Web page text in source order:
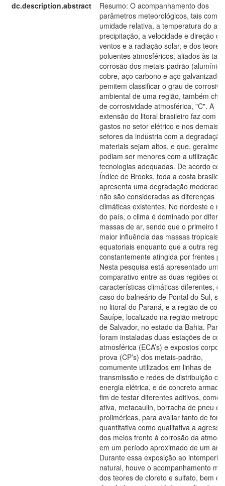
dc.description.abstract
Resumo: O acompanhamento dos
parâmetros meteorológicos, tais como
umidade relativa, a temperatura do ar,
precipitação, a velocidade e direção
ventos e a radiação solar, e dos teores
poluentes atmosféricos, aliados às
corrosão dos metais-padrão (alumínio,
cobre, aço carbono e aço galvanizado)
pemitem classificar o grau de
ambiental de uma região, também
de corrosividade atmosférica, "C". A
extensão do litoral brasileiro faz com
gastos no setor elétrico e nos demais
setores da indústria com a
materiais sejam altos, e que,
podiam ser menores com a utilização
tecnologias adequadas. De acordo
Índice de Brooks, toda a costa
apresenta uma degradação
não são consideradas as diferenças
climáticas existentes. No nordeste e
do país, o clima é dominado por
massas de ar, sendo que o primeiro
maior influência das massas tropicais e
equatoriais enquanto que a outra
constantemente atingida por frentes
Nesta pesquisa está apresentado um
comparativo entre as duas regiões com
características climáticas diferentes,
caso do balneário de Pontal do Sul,
no litoral do Paraná, e a região de
Sauípe, localizado na região
de Salvador, no estado da Bahia. Para
foram instaladas duas estações de
atmosférica (ECA’s) e expostos corpos
prova (CP’s) dos metais-padrão,
comumente utilizados em linhas de
transmissão e redes de distribuição de
energia elétrica, e de concreto
fim de testar diferentes aditivos, como
ativa, metacaulin, borracha de pneu e
proliméricas, para avaliar tanto de
quantitativa como qualitativa a
dos meios frente à corrosão da
em um período aproximado de um
Durante essa exposição ao
natural, houve o acompanhamento
dos teores de cloreto e sulfato, bem